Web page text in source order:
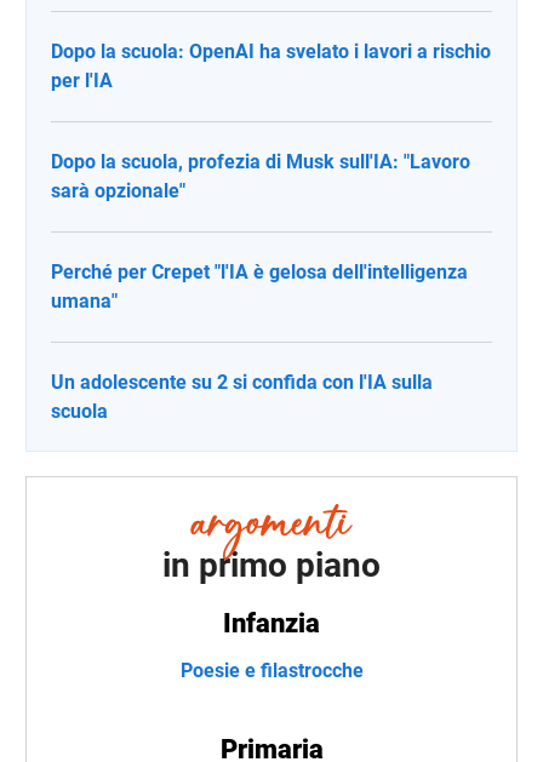
Dopo la scuola: OpenAI ha svelato i lavori a rischio
per l'IA
Dopo la scuola, profezia di Musk sull'IA: "Lavoro
sarà opzionale"
Perché per Crepet "l'IA è gelosa dell'intelligenza
umana"
Un adolescente su 2 si confida con l'IA sulla
scuola
in primo piano
Infanzia
Poesie e filastrocche
Primaria